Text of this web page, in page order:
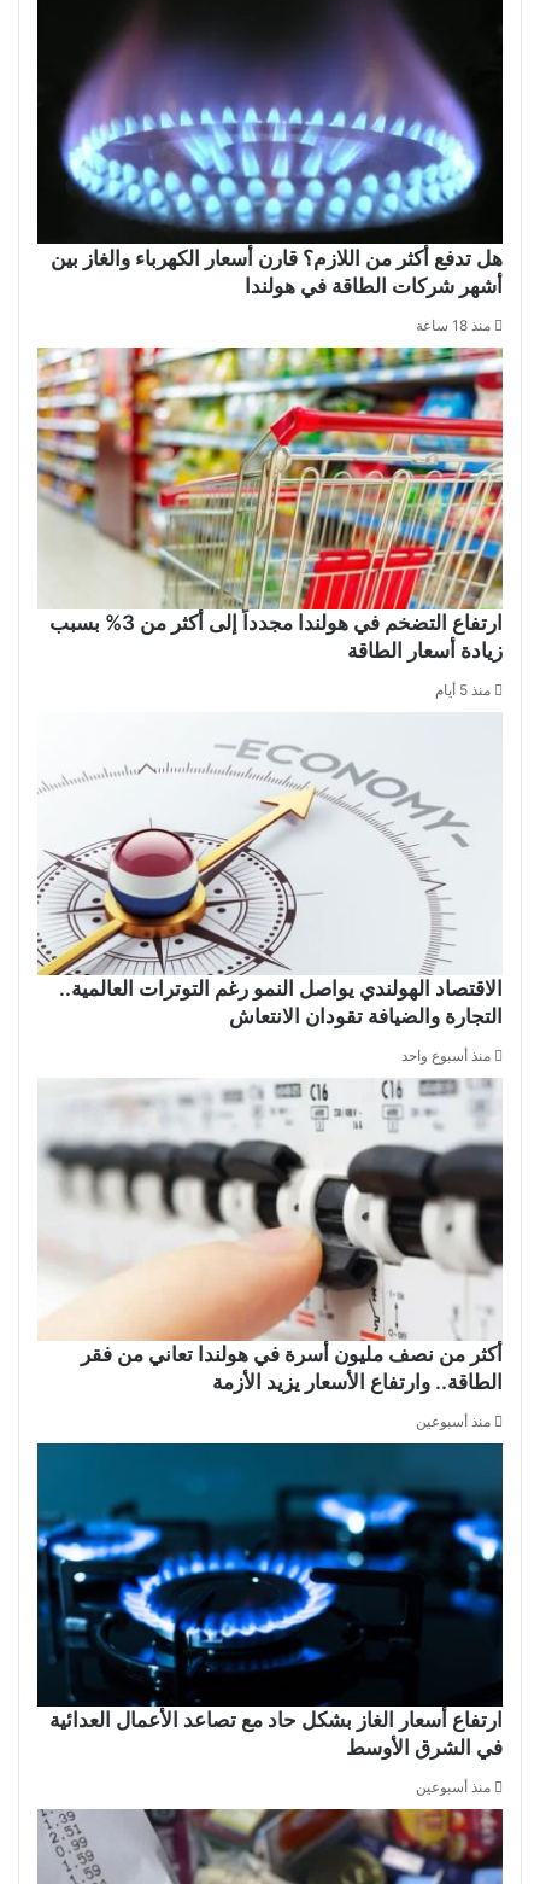
هل تدفع أكثر من اللازم؟ قارن أسعار الكهرباء والغاز بين
أشهر شركات الطاقة في هولندا
منذ 18 ساعة
ارتفاع التضخم في هولندا مجدداً إلى أكثر من 3% بسبب
زيادة أسعار الطاقة
منذ 5 أيام
الاقتصاد الهولندي يواصل النمو رغم التوترات العالمية..
التجارة والضيافة تقودان الانتعاش
منذ أسبوع واحد
أكثر من نصف مليون أسرة في هولندا تعاني من فقر
الطاقة.. وارتفاع الأسعار يزيد الأزمة
منذ أسبوعين
ارتفاع أسعار الغاز بشكل حاد مع تصاعد الأعمال العدائية
في الشرق الأوسط
منذ أسبوعين